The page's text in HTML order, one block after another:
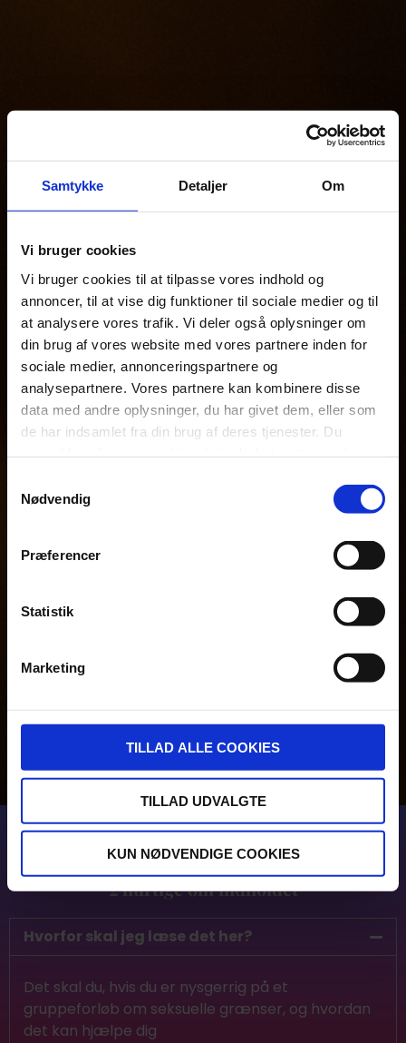
Samtykke Detaljer Om
Vi bruger cookies
Vi bruger cookies til at tilpasse vores indhold og
annoncer, til at vise dig funktioner til sociale medier og til
at analysere vores trafik. Vi deler også oplysninger om
din brug af vores website med vores partnere inden for
sociale medier, annonceringspartnere og
analysepartnere. Vores partnere kan kombinere disse
data med andre oplysninger, du har givet dem, eller som
de har indsamlet fra din brug af deres tjenester. Du
Nødvendig
Præferencer
Statistik
Marketing
TILLAD ALLE COOKIES
TILLAD UDVALGTE
KUN NØDVENDIGE COOKIES
2 hurtige om indholdet
Hvorfor skal jeg læse det her?
Det skal du, hvis du er nysgerrig på et
gruppeforløb om seksuelle grænser, og hvordan
det kan hjælpe dig